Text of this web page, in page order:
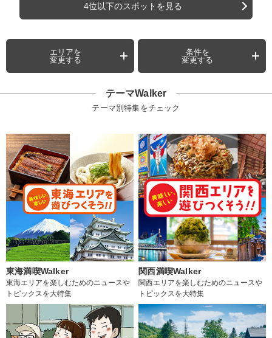
4位以下のスポットを見る
エリアを
変更する
条件を
変更する
テーマWalker
テーマ別特集をチェック
東海満喫Walker
東海エリアを楽しむためのニュースや
トピックスを大特集
関西満喫Walker
関西エリアを楽しむためのニュースや
トピックスを大特集